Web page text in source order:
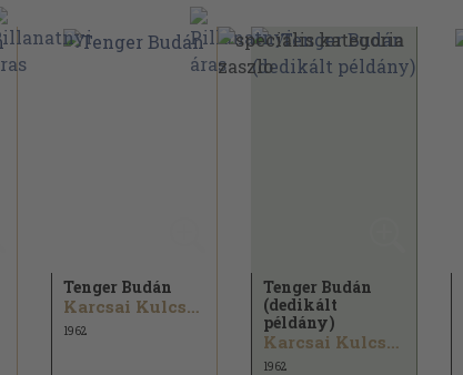
Tenger Budán
Karcsai Kulcsár István
1962
Tenger Budán
(dedikált
példány)
Karcsai Kulcsár István
1962